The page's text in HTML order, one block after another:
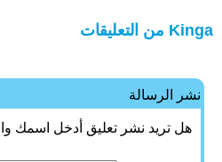
Kinga من التعليقات
نشر الرسالة
هل تريد نشر تعليق أدخل اسمك